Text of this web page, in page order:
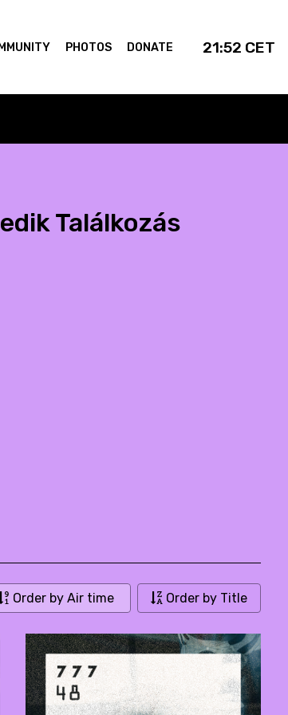
PHOTOS DONATE 21:52 CET
Találkozás
Order by Air time Order by Title